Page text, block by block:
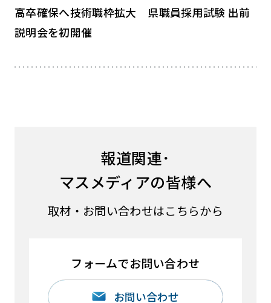
高卒確保へ技術職枠拡大 県職員採用試験 出前
説明会を初開催
報道関連･
マスメディアの皆様へ
取材・お問い合わせはこちらから
フォームでお問い合わせ
お問い合わせ